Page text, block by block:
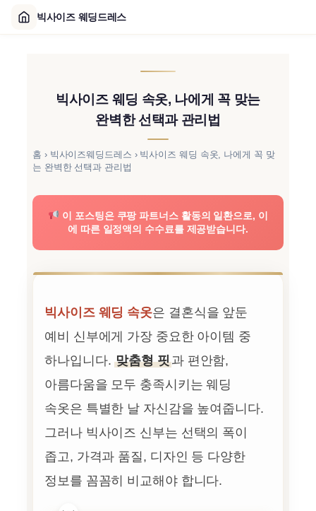
빅사이즈 웨딩 속옷, 나에게 꼭 맞는
완벽한 선택과 관리법
홈 › 빅사이즈웨딩드레스 › 빅사이즈 웨딩 속옷, 나에게 꼭 맞
는 완벽한 선택과 관리법
이 포스팅은 쿠팡 파트너스 활동의 일환으로, 이
에 따른 일정액의 수수료를 제공받습니다.
빅사이즈 웨딩 속옷은 결혼식을 앞둔
예비 신부에게 가장 중요한 아이템 중
하나입니다.맞춤형 핏과 편안함,
아름다움을 모두 충족시키는 웨딩
속옷은 특별한 날 자신감을 높여줍니다.
그러나 빅사이즈 신부는 선택의 폭이
좁고, 가격과 품질, 디자인 등 다양한
정보를 꼼꼼히 비교해야 합니다.
빅사이즈 웨딩드레스